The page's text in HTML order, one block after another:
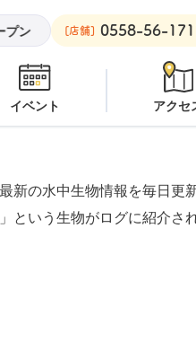
黄金崎ビーチ：オープン
[店舗] 0558-56-
イベント アクセ
新の水中生物情報を毎日更
という生物がログに紹介さ